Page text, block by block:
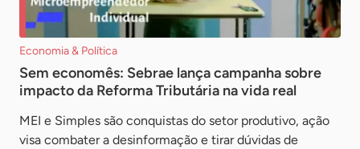
Economia & Política
Sem economês: Sebrae lança campanha sobre
impacto da Reforma Tributária na vida real
MEI e Simples são conquistas do setor produtivo, ação
visa combater a desinformação e tirar dúvidas de